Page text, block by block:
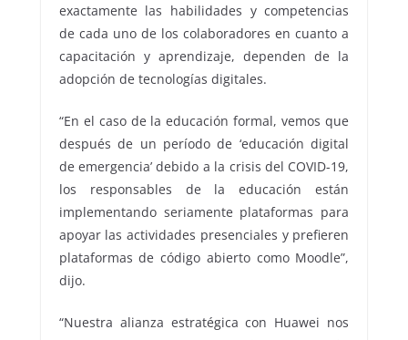
exactamente las habilidades y competencias
de cada uno de los colaboradores en cuanto a
capacitación y aprendizaje, dependen de la
adopción de tecnologías digitales.
“En el caso de la educación formal, vemos que
después de un período de ‘educación digital
de emergencia’ debido a la crisis del COVID-19,
los responsables de la educación están
implementando seriamente plataformas para
apoyar las actividades presenciales y prefieren
plataformas de código abierto como Moodle”,
dijo.
“Nuestra alianza estratégica con Huawei nos